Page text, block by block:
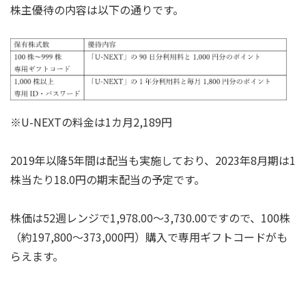
株主優待の内容は以下の通りです。
※U-NEXTの料金は1カ月2,189円
2019年以降5年間は配当も実施しており、2023年8月期は1
株当たり18.0円の期末配当の予定です。
株価は52週レンジで1,978.00～3,730.00ですので、100株
（約197,800～373,000円）購入で専用ギフトコードがも
らえます。